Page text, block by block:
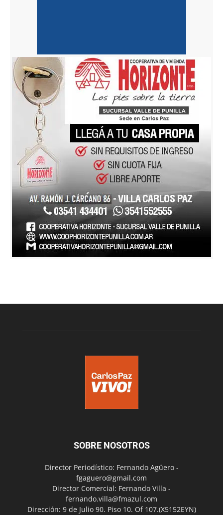
SOBRE NOSOTROS
Director Periodístico: Fernando Agüero -
fgaguero@gmail.com
Director Comercial: Fernando Villa -
fernando.villa@fmazul.com
Dirección: 9 de Julio 90. Piso 10. Of 107.(X5152EYN)